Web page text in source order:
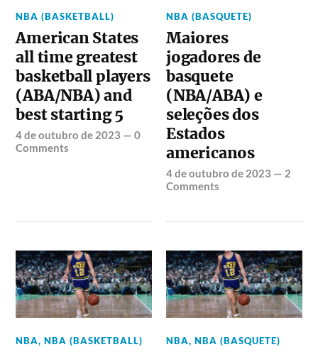
NBA (BASKETBALL)
American States
all time greatest
basketball players
(ABA/NBA) and
best starting 5
4 de outubro de 2023 —0
Comments
NBA (BASQUETE)
Maiores
jogadores de
basquete
(NBA/ABA) e
seleções dos
Estados
americanos
4 de outubro de 2023 — 2
Comments
NBA,NBA (BASKETBALL) NBA,NBA (BASQUETE)